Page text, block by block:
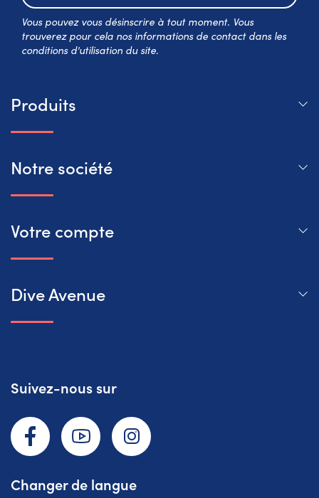
Vous pouvez vous désinscrire à tout moment. Vous
trouverez pour cela nos informations de contact dans les
conditions d'utilisation du site.
Produits
Notre société
Votre compte
Dive Avenue
Suivez-nous sur
Changer de langue